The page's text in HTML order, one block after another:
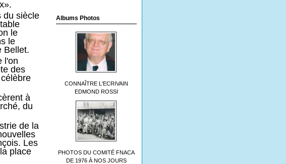
Albums Photos
CONNAÎTRE L'ECRIVAIN
EDMOND ROSSI
PHOTOS DU COMITÉ FNACA
DE 1976 À NOS JOURS
du siècle
le
le
Bellet.
l'on
des
à
du
de la
Les
place